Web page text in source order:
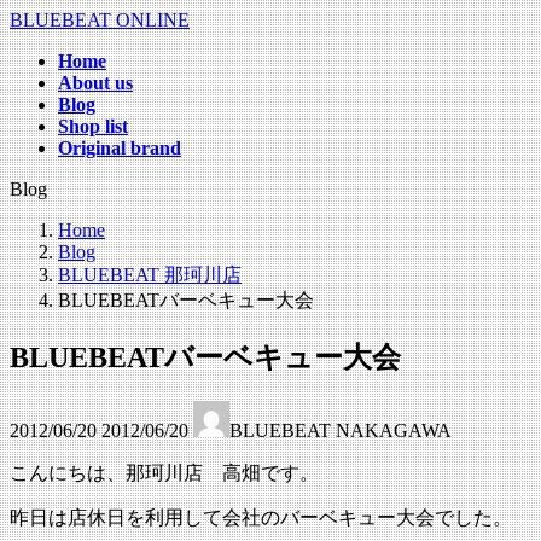
コ
ン
テ
ン
ツ
へ
ス
キ
ッ
プ
ナ
ビ
ゲ
ー
シ
ョ
ン
に
移
動
BLUEBEAT ONLINE
Home
About us
Blog
Shop list
Original brand
Blog
Home
Blog
BLUEBEAT 那珂川店
BLUEBEATバーベキュー大会
BLUEBEATバーベキュー大会
2012/06/20
最
終
更
新
日
2012/06/20 BLUEBEAT NAKAGAWA
こんにちは、那珂川店 高畑です。
昨日は店休日を利用して会社のバーベキュー大会でした。